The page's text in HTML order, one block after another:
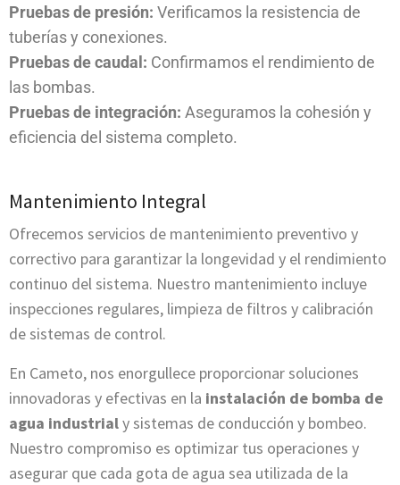
Pruebas de presión: Verificamos la resistencia de
tuberías y conexiones.
Pruebas de caudal: Confirmamos el rendimiento de
las bombas.
Pruebas de integración: Aseguramos la cohesión y
eficiencia del sistema completo.
Mantenimiento Integral
Ofrecemos servicios de mantenimiento preventivo y
correctivo para garantizar la longevidad y el rendimiento
continuo del sistema. Nuestro mantenimiento incluye
inspecciones regulares, limpieza de filtros y calibración
de sistemas de control.
En Cameto, nos enorgullece proporcionar soluciones
innovadoras y efectivas en la instalación de bomba de
agua industrialy sistemas de conducción y bombeo.
Nuestro compromiso es optimizar tus operaciones y
asegurar que cada gota de agua sea utilizada de la